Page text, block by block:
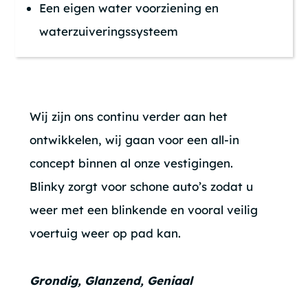
Een eigen water voorziening en
waterzuiveringssysteem
Wij zijn ons continu verder aan het
ontwikkelen, wij gaan voor een all-in
concept binnen al onze vestigingen.
Blinky zorgt voor schone auto’s zodat u
weer met een blinkende en vooral veilig
voertuig weer op pad kan.
Grondig, Glanzend, Geniaal